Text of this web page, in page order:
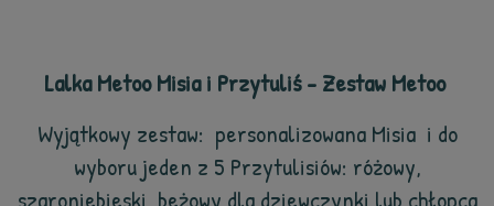
Lalka Metoo Misia i Przytuliś - Zestaw Metoo
Wyjątkowy zestaw: personalizowana Misia i do
wyboru jeden z 5 Przytulisiów: różowy,
szaroniebieski, beżowy dla dziewczynki lub chłopca